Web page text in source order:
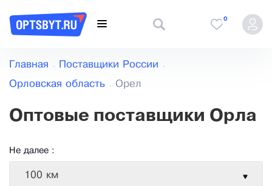
0
Главная Поставщики России
Орловская область Орел
Оптовые поставщики Орла
Не далее :
100 км